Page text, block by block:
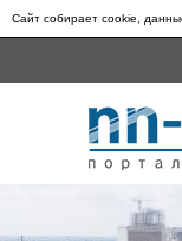
Сайт собирает cookie,